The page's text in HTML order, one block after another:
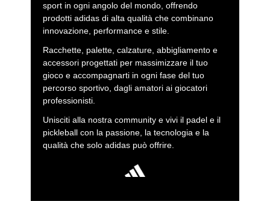
sport in ogni angolo del mondo, offrendo
prodotti adidas di alta qualità che combinano
innovazione, performance e stile.
Racchette, palette, calzature, abbigliamento e
accessori progettati per massimizzare il tuo
gioco e accompagnarti in ogni fase del tuo
percorso sportivo, dagli amatori ai giocatori
professionisti.
Unisciti alla nostra community e vivi il padel e il
pickleball con la passione, la tecnologia e la
qualità che solo adidas può offrire.